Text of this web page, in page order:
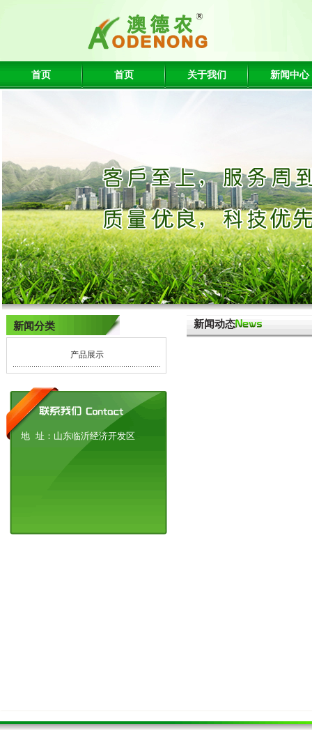
首页 首页 关于我们 新闻中心
新闻分类
产品展示
地 址：山东临沂经济开发区
新闻动态